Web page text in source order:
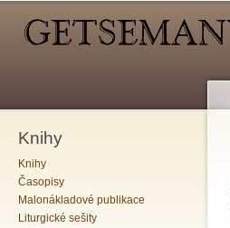
Knihy
Knihy
Časopisy
Malonákladové publikace
Liturgické sešity